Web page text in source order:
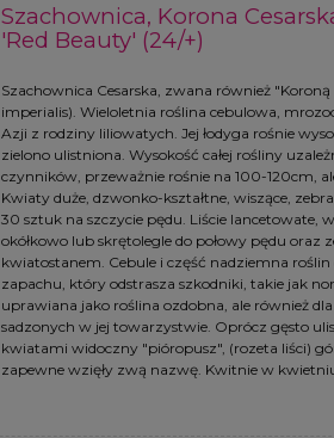
Szachownica, Korona
'Red Beauty' (24/+)
Szachownica Cesarska, zwana również
imperialis). Wieloletnia roślina cebulowa,
Azji z rodziny liliowatych. Jej łodyga rośnie
zielono ulistniona. Wysokość całej rośliny
czynników, przeważnie rośnie na 100-120cm,
Kwiaty duże, dzwonko-kształtne, wiszące,
30 sztuk na szczycie pędu. Liście lancetowate,
okółkowo lub skrętolegle do połowy pędu oraz
kwiatostanem. Cebule i część nadziemna roślin
zapachu, który odstrasza szkodniki, takie jak
uprawiana jako roślina ozdobna, ale również
sadzonych w jej towarzystwie. Oprócz gęsto
kwiatami widoczny "pióropusz", (rozeta liści)
zapewne wzięły zwą nazwę. Kwitnie w